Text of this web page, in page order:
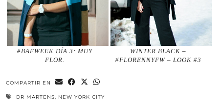
#BAFWEEK DÍA 3: MUY
FLOR.
WINTER BLACK –
#FLORENNYFW – LOOK #3
COMPARTIR EN
DR MARTENS, NEW YORK CITY